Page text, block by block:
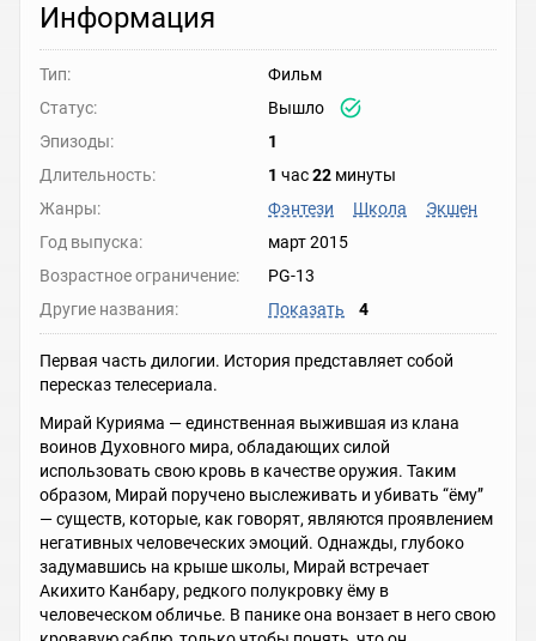
Информация
Тип:
Фильм
Статус:
Вышло
Эпизоды:
1
Длительность:
1 час22 минуты
Жанры:
Фэнтези Школа
Экшен
Год выпуска:
март 2015
Возрастное ограничение:
PG-13
Другие названия:
Показать 4
Первая часть дилогии. История представляет собой
пересказ телесериала.
Мирай Курияма — единственная выжившая из клана
воинов Духовного мира, обладающих силой
использовать свою кровь в качестве оружия. Таким
образом, Мирай поручено выслеживать и убивать “ёму”
— существ, которые, как говорят, являются проявлением
негативных человеческих эмоций. Однажды, глубоко
задумавшись на крыше школы, Мирай встречает
Акихито Канбару, редкого полукровку ёму в
человеческом обличье. В панике она вонзает в него свою